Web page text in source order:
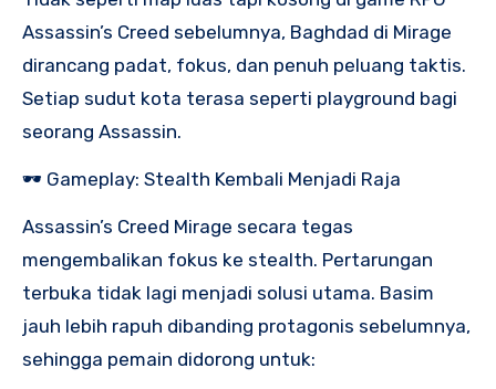
Assassin’s Creed sebelumnya, Baghdad di Mirage
dirancang padat, fokus, dan penuh peluang taktis.
Setiap sudut kota terasa seperti playground bagi
seorang Assassin.
🕶️ Gameplay: Stealth Kembali Menjadi Raja
Assassin’s Creed Mirage secara tegas
mengembalikan fokus ke stealth. Pertarungan
terbuka tidak lagi menjadi solusi utama. Basim
jauh lebih rapuh dibanding protagonis sebelumnya,
sehingga pemain didorong untuk: